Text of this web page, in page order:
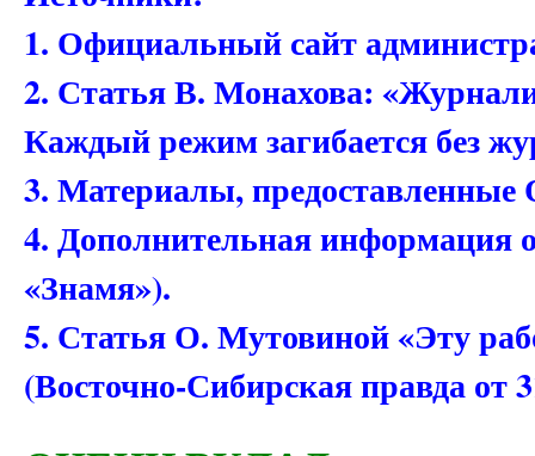
1. Официальный сайт
2. Статья В. Монахова:
Каждый режим загибается без
3. Материалы, предоставленные
4. Дополнительная информация
«Знамя»).
5. Статья О. Мутовиной «Эту
(Восточно-Сибирская правда от